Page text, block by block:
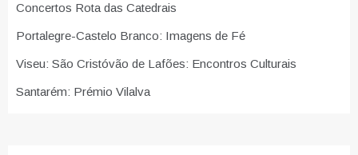
Concertos Rota das Catedrais
Portalegre-Castelo Branco: Imagens de Fé
Viseu: São Cristóvão de Lafões: Encontros Culturais
Santarém: Prémio Vilalva